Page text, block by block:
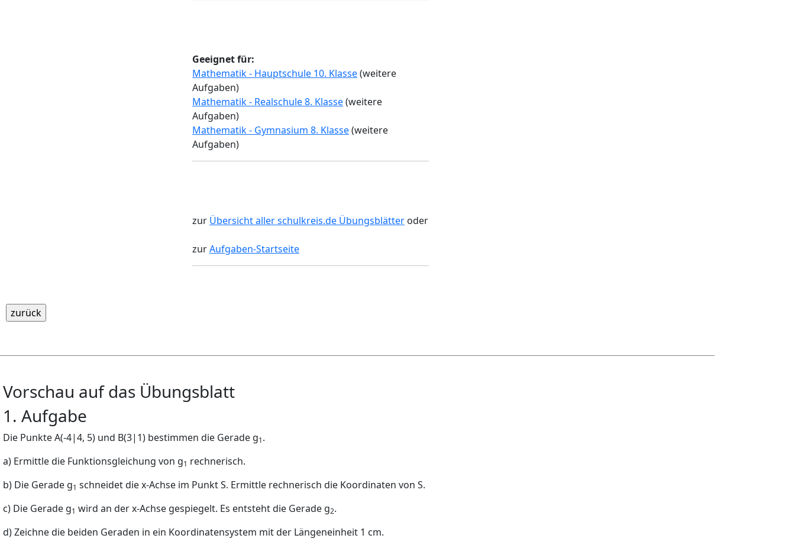
Geeignet für:
Mathematik - Hauptschule 10. Klasse(weitere
Aufgaben)
Mathematik - Realschule 8. Klasse(weitere
Aufgaben)
Mathematik - Gymnasium 8. Klasse(weitere
Aufgaben)
zur Übersicht aller schulkreis.de Übungsblätter oder
zurAufgaben-Startseite
Vorschau auf das Übungsblatt
1. Aufgabe
Die PunkteA(-4|4, 5) und B(3| 1) bestimmen die Gerade g1.
a) Ermittle die Funktionsgleichung von g1 rechnerisch.
b) Die Gerade g1 schneidet die x-Achse im PunktS. Ermittle rechnerisch die Koordinaten von S.
c) Die Gerade g1 wird an der x-Achse gespiegelt. Es entsteht die Gerade g2.
d) Zeichne die beiden Geraden in ein Koordinatensystem mit der Längeneinheit 1 cm.